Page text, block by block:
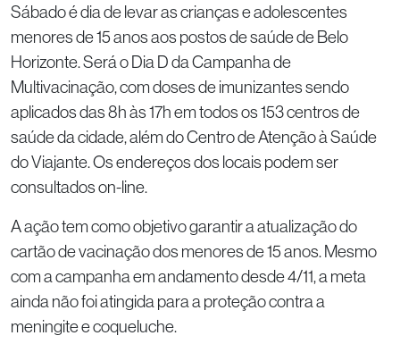
Sábado é dia de levar as crianças e adolescentes
menores de 15 anos aos postos de saúde de Belo
Horizonte. Será o Dia D da Campanha de
Multivacinação, com doses de imunizantes sendo
aplicados das 8h às 17h em todos os 153 centros de
saúde da cidade, além do Centro de Atenção à Saúde
do Viajante. Os endereços dos locais podem ser
consultados on-line.
A ação tem como objetivo garantir a atualização do
cartão de vacinação dos menores de 15 anos. Mesmo
com a campanha em andamento desde 4/11, a meta
ainda não foi atingida para a proteção contra a
meningite e coqueluche.